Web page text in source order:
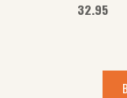
32.95